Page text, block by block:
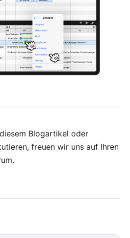
Blogartikel oder
freuen wir uns auf Ihren
.